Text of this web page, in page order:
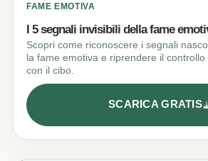
FAME EMOTIVA
I 5 segnali invisibili della fame
Scopri come riconoscere i segnali
la fame emotiva e riprendere il
con il cibo.
SCARICA GRATIS